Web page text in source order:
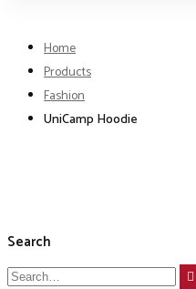
Home
Products
Fashion
UniCamp Hoodie
Search
Search